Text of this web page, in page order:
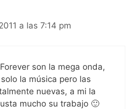
a las 7:14 pm
son la mega onda,
la música pero las
nuevas, a mi la
mucho su trabajo 🙂